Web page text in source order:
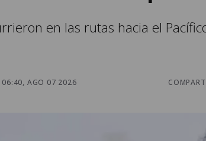
en las rutas hacia el
06:40, AGO 07 2026